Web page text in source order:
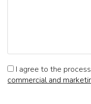
I agree to the
commercial and